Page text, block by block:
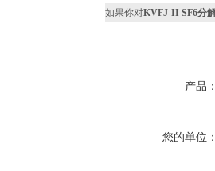
如果你对KVFJ-II SF6分
产品
您的单位